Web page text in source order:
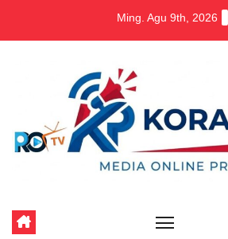
Ming. Agu 9th, 2026